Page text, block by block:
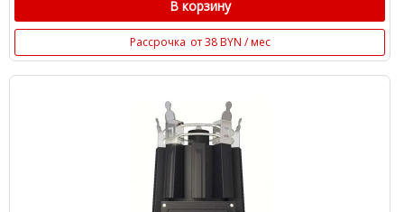
В корзину
Рассрочка от 38 BYN / мес